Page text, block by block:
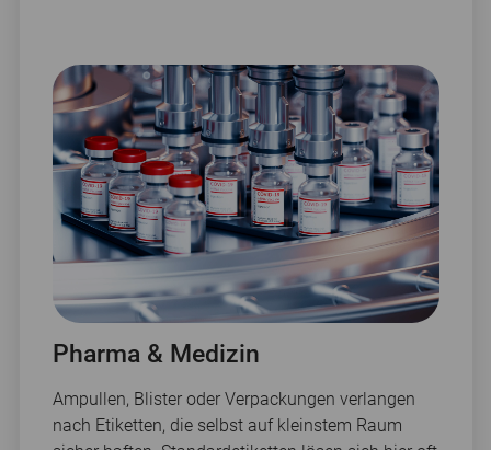
Pharma & Medizin
Ampullen, Blister oder Verpackungen verlangen
nach Etiketten, die selbst auf kleinstem Raum